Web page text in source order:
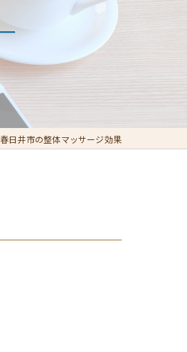
春日井市の整体マッサージ効果